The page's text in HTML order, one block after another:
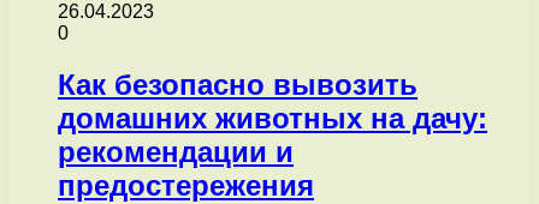
26.04.2023
0
Как безопасно вывозить
домашних животных на дачу:
рекомендации и
предостережения